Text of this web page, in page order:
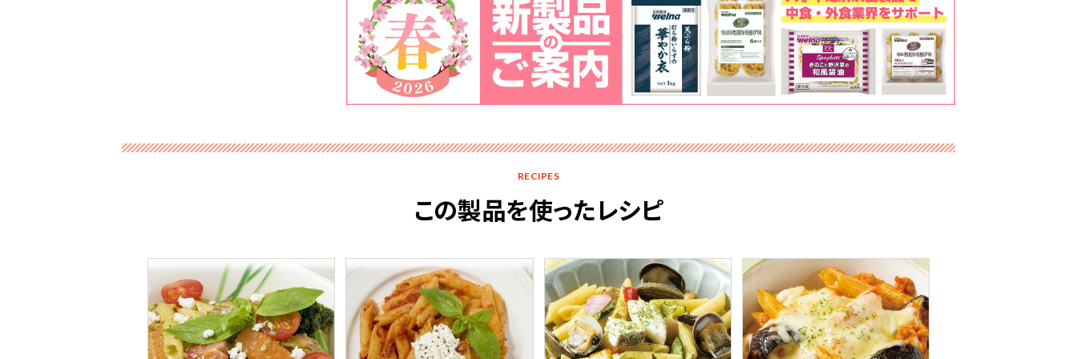
RECIPES
この製品を使ったレシピ